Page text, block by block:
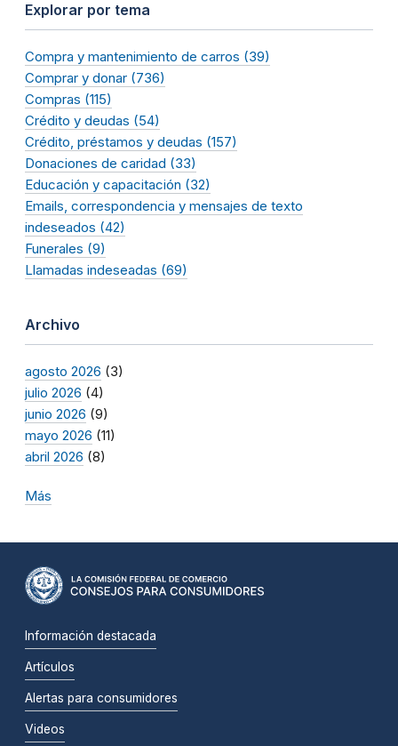
Explorar por tema
Compra y mantenimiento de carros (39)
Comprar y donar (736)
Compras (115)
Crédito y deudas (54)
Crédito, préstamos y deudas (157)
Donaciones de caridad (33)
Educación y capacitación (32)
Emails, correspondencia y mensajes de texto
indeseados (42)
Funerales (9)
Llamadas indeseadas (69)
Archivo
agosto 2026 (3)
julio 2026 (4)
junio 2026 (9)
mayo 2026 (11)
abril 2026 (8)
Más
Información destacada
Artículos
Alertas para consumidores
Videos